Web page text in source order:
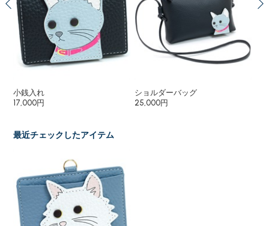
小銭入れ
17,000円
ショルダーバッグ
25,000円
最近チェックしたアイテム